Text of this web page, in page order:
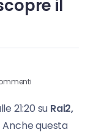
il
21:20 su Rai2,
Anche questa